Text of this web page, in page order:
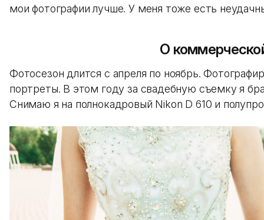
мои фотографии лучше. У меня тоже есть
О
Фотосезон длится с апреля по ноябрь.
портреты. В этом году за свадебную съемку я
Снимаю я на полнокадровый Nikon D 610 и